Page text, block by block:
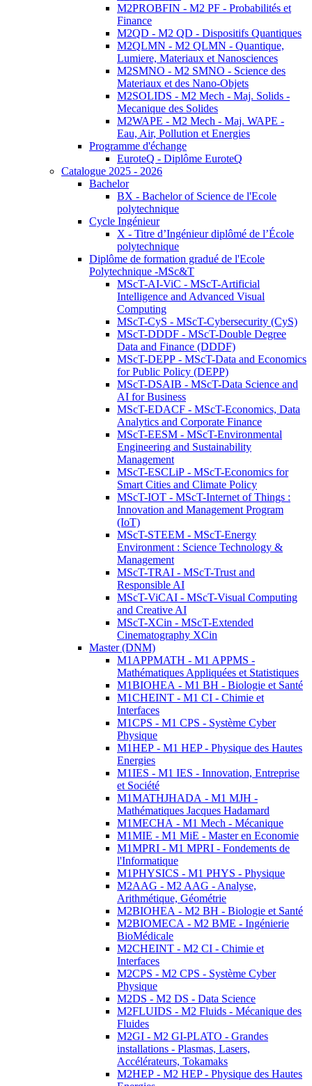
M2PROBFIN - M2 PF - Probabilités et
Finance
M2QD - M2 QD - Dispositifs Quantiques
M2QLMN - M2 QLMN - Quantique,
Lumiere, Materiaux et Nanosciences
M2SMNO - M2 SMNO - Science des
Materiaux et des Nano-Objets
M2SOLIDS - M2 Mech - Maj. Solids -
Mecanique des Solides
M2WAPE - M2 Mech - Maj. WAPE -
Eau, Air, Pollution et Energies
Programme d'échange
EuroteQ - Diplôme EuroteQ
Catalogue 2025 - 2026
Bachelor
BX - Bachelor of Science de l'Ecole
polytechnique
Cycle Ingénieur
X - Titre d’Ingénieur diplômé de l’École
polytechnique
Diplôme de formation gradué de l'Ecole
Polytechnique -MSc&T
MScT-AI-ViC - MScT-Artificial
Intelligence and Advanced Visual
Computing
MScT-CyS - MScT-Cybersecurity (CyS)
MScT-DDDF - MScT-Double Degree
Data and Finance (DDDF)
MScT-DEPP - MScT-Data and Economics
for Public Policy (DEPP)
MScT-DSAIB - MScT-Data Science and
AI for Business
MScT-EDACF - MScT-Economics, Data
Analytics and Corporate Finance
MScT-EESM - MScT-Environmental
Engineering and Sustainability
Management
MScT-ESCLiP - MScT-Economics for
Smart Cities and Climate Policy
MScT-IOT - MScT-Internet of Things :
Innovation and Management Program
(IoT)
MScT-STEEM - MScT-Energy
Environment : Science Technology &
Management
MScT-TRAI - MScT-Trust and
Responsible AI
MScT-ViCAI - MScT-Visual Computing
and Creative AI
MScT-XCin - MScT-Extended
Cinematography XCin
Master (DNM)
M1APPMATH - M1 APPMS -
Mathématiques Appliquées et Statistiques
M1BIOHEA - M1 BH - Biologie et Santé
M1CHEINT - M1 CI - Chimie et
Interfaces
M1CPS - M1 CPS - Système Cyber
Physique
M1HEP - M1 HEP - Physique des Hautes
Energies
M1IES - M1 IES - Innovation, Entreprise
et Société
M1MATHJHADA - M1 MJH -
Mathématiques Jacques Hadamard
M1MECHA - M1 Mech - Mécanique
M1MIE - M1 MiE - Master en Economie
M1MPRI - M1 MPRI - Fondements de
l'Informatique
M1PHYSICS - M1 PHYS - Physique
M2AAG - M2 AAG - Analyse,
Arithmétique, Géométrie
M2BIOHEA - M2 BH - Biologie et Santé
M2BIOMECA - M2 BME - Ingénierie
BioMédicale
M2CHEINT - M2 CI - Chimie et
Interfaces
M2CPS - M2 CPS - Système Cyber
Physique
M2DS - M2 DS - Data Science
M2FLUIDS - M2 Fluids - Mécanique des
Fluides
M2GI - M2 GI-PLATO - Grandes
installations - Plasmas, Lasers,
Accélérateurs, Tokamaks
M2HEP - M2 HEP - Physique des Hautes